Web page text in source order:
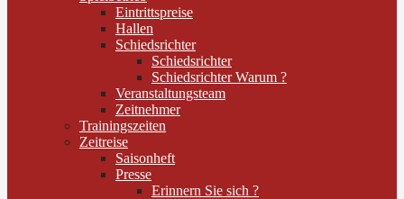
Eintrittspreise
Hallen
Schiedsrichter
Schiedsrichter
Schiedsrichter Warum ?
Veranstaltungsteam
Zeitnehmer
Trainingszeiten
Zeitreise
Saisonheft
Presse
Erinnern Sie sich ?